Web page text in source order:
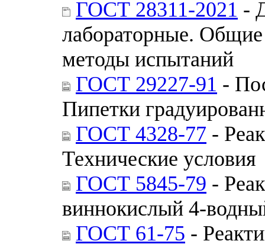
ГОСТ 28311-2021 -
лабораторные. Общие
методы испытаний
ГОСТ 29227-91 -
Пипетки
ГОСТ 4328-77 -
Технические условия
ГОСТ 5845-79 -
виннокислый 4-
ГОСТ 61-75 -